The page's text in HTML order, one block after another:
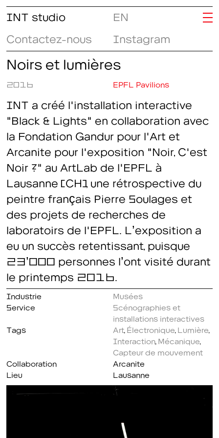
INT studio
Contactez-nous
Instagram
EN
Noirs et lumières
2016 EPFL Pavilions
INT a créé l'installation interactive
"Black & Lights" en collaboration avec
la Fondation Gandur pour l'Art et
Arcanite pour l'exposition "Noir, C'est
Noir ?" au ArtLab de l'EPFL à
Lausanne (CH), une rétrospective du
peintre français Pierre Soulages et
des projets de recherches de
laboratoirs de l'EPFL. L’exposition a
eu un succès retentissant, puisque
23’000 personnes l’ont visité durant
le printemps 2016.
Industrie
Musées
Service
Scénographies et
installations interactives
Tags
Art, Électronique Lumière
Interaction, Mécanique
Capteur de mouvement
Collaboration
Arcanite
Lieu
Lausanne